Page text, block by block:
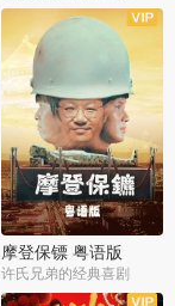
摩登保镖 粤语版
许氏兄弟的经典喜剧